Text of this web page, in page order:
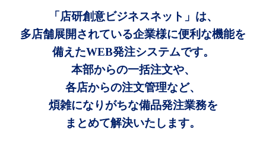
「店研創意ビジネスネット」は、
多店舗展開されている企業様に便利な機能を
備えたWEB発注システムです。
本部からの一括注文や、
各店からの注文管理など、
煩雑になりがちな備品発注業務を
まとめて解決いたします。